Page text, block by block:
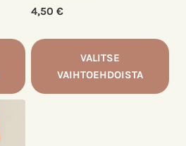
4,50 €
VALITSE
VAIHTOEHDOISTA